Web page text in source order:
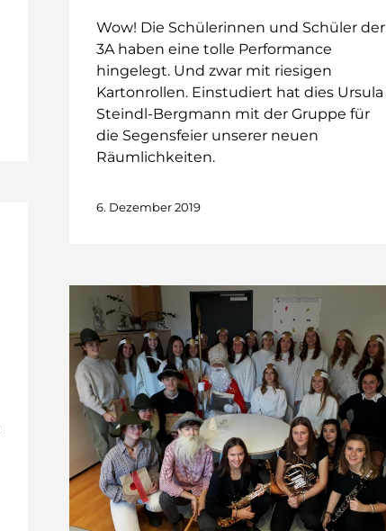
Wow! Die Schülerinnen und Schüler der
3A haben eine tolle Performance
hingelegt. Und zwar mit riesigen
Kartonrollen. Einstudiert hat dies Ursula
Steindl-Bergmann mit der Gruppe für
die Segensfeier unserer neuen
Räumlichkeiten.
6. Dezember 2019